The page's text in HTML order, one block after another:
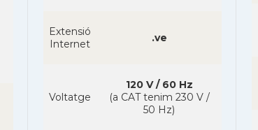
Extensió
Internet
.ve
Voltatge
120 V / 60 Hz
(a CAT tenim 230 V /
50 Hz)